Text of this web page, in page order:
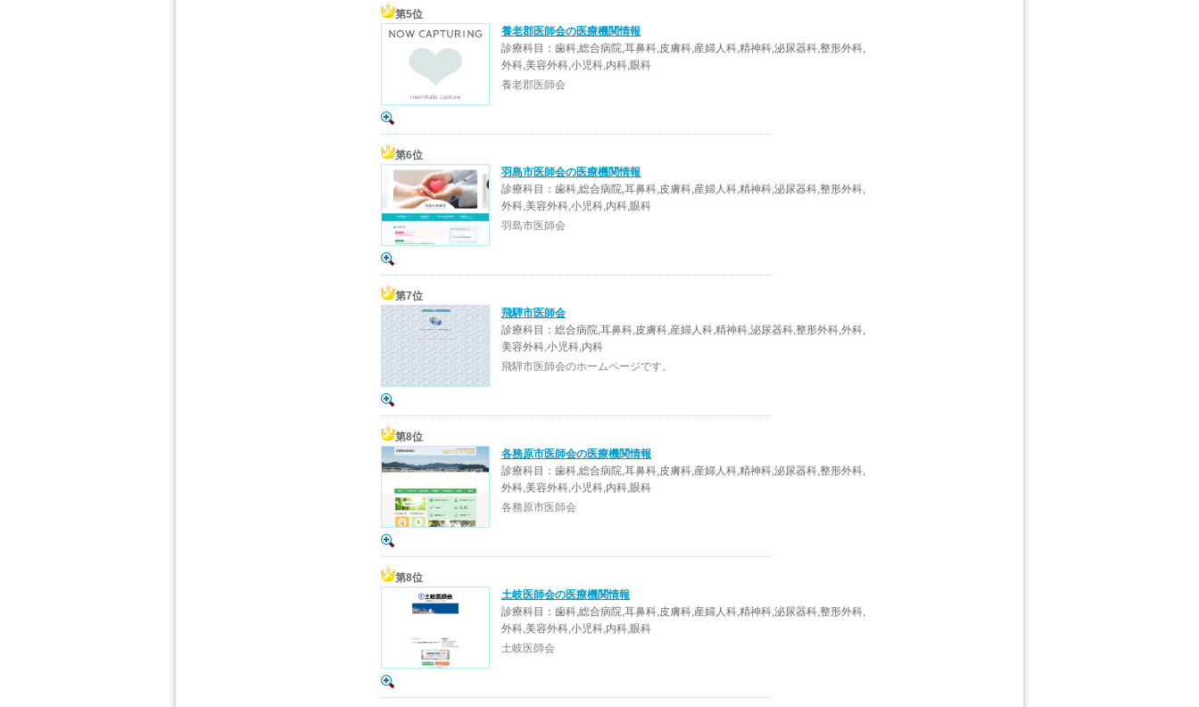
第5位
養老郡医師会の医療機関情報
診療科目：歯科,総合病院,耳鼻科,皮膚科,産婦人科,精神科,泌尿器科,整形外科,
外科,美容外科,小児科,内科,眼科
養老郡医師会
第6位
羽島市医師会の医療機関情報
診療科目：歯科,総合病院,耳鼻科,皮膚科,産婦人科,精神科,泌尿器科,整形外科,
外科,美容外科,小児科,内科,眼科
羽島市医師会
第7位
飛騨市医師会
診療科目：総合病院,耳鼻科,皮膚科,産婦人科,精神科,泌尿器科,整形外科,外科,
美容外科,小児科,内科
飛騨市医師会のホームページです。
第8位
各務原市医師会の医療機関情報
診療科目：歯科,総合病院,耳鼻科,皮膚科,産婦人科,精神科,泌尿器科,整形外科,
外科,美容外科,小児科,内科,眼科
各務原市医師会
第8位
土岐医師会の医療機関情報
診療科目：歯科,総合病院,耳鼻科,皮膚科,産婦人科,精神科,泌尿器科,整形外科,
外科,美容外科,小児科,内科,眼科
土岐医師会